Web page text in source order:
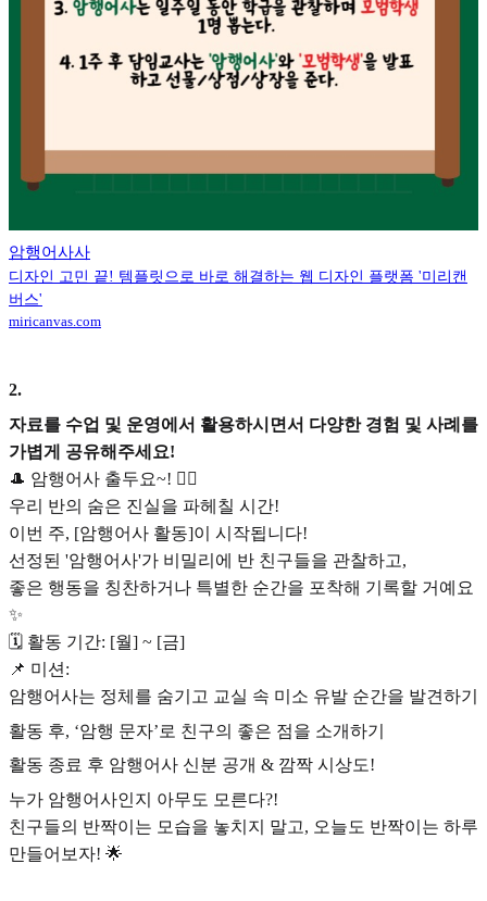
암행어사사
디자인 고민 끝! 템플릿으로 바로 해결하는 웹 디자인 플랫폼 '미리캔
버스'
miricanvas.com
2.
자료를 수업 및 운영에서 활용하시면서 다양한 경험 및 사례를
가볍게 공유해주세요!
🎩 암행어사 출두요~! 🕵️‍♂️
우리 반의 숨은 진실을 파헤칠 시간!
이번 주, [암행어사 활동]이 시작됩니다!
선정된 '암행어사'가 비밀리에 반 친구들을 관찰하고,
좋은 행동을 칭찬하거나 특별한 순간을 포착해 기록할 거예요
✨
🗓️ 활동 기간: [월] ~ [금]
📌 미션:
암행어사는 정체를 숨기고 교실 속 미소 유발 순간을 발견하기
활동 후, ‘암행 문자’로 친구의 좋은 점을 소개하기
활동 종료 후 암행어사 신분 공개 & 깜짝 시상도!
누가 암행어사인지 아무도 모른다?!
친구들의 반짝이는 모습을 놓치지 말고, 오늘도 반짝이는 하루
만들어보자! 🌟